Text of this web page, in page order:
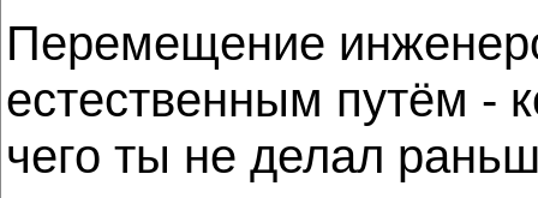
Перемещение
естественным путём -
чего ты не делал